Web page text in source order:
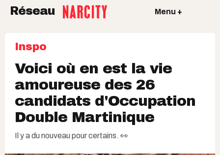
Réseau Menu +
Inspo
Voici où en est la vie
amoureuse des 26
candidats d'Occupation
Double Martinique
Il y a du nouveau pour certains. 👀